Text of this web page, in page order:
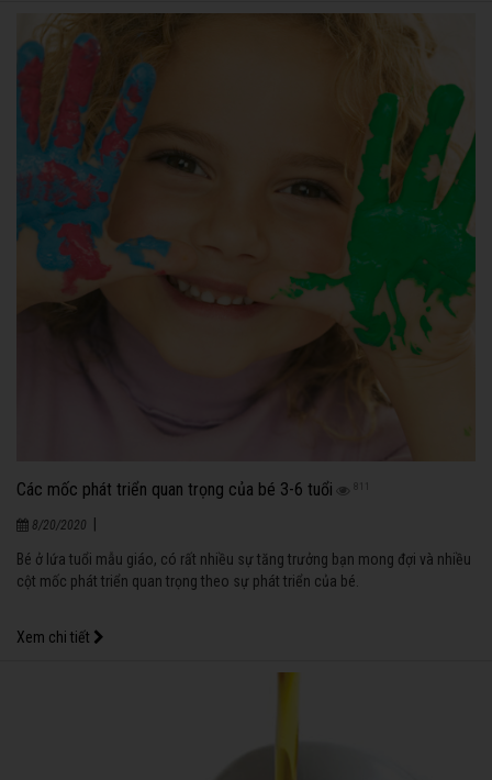
Các mốc phát triển quan trọng của bé 3-6 tuổi 811
8/20/2020
Bé ở lứa tuổi mẫu giáo, có rất nhiều sự tăng trưởng bạn mong đợi và nhiều
cột mốc phát triển quan trọng theo sự phát triển của bé.
Xem chi tiết